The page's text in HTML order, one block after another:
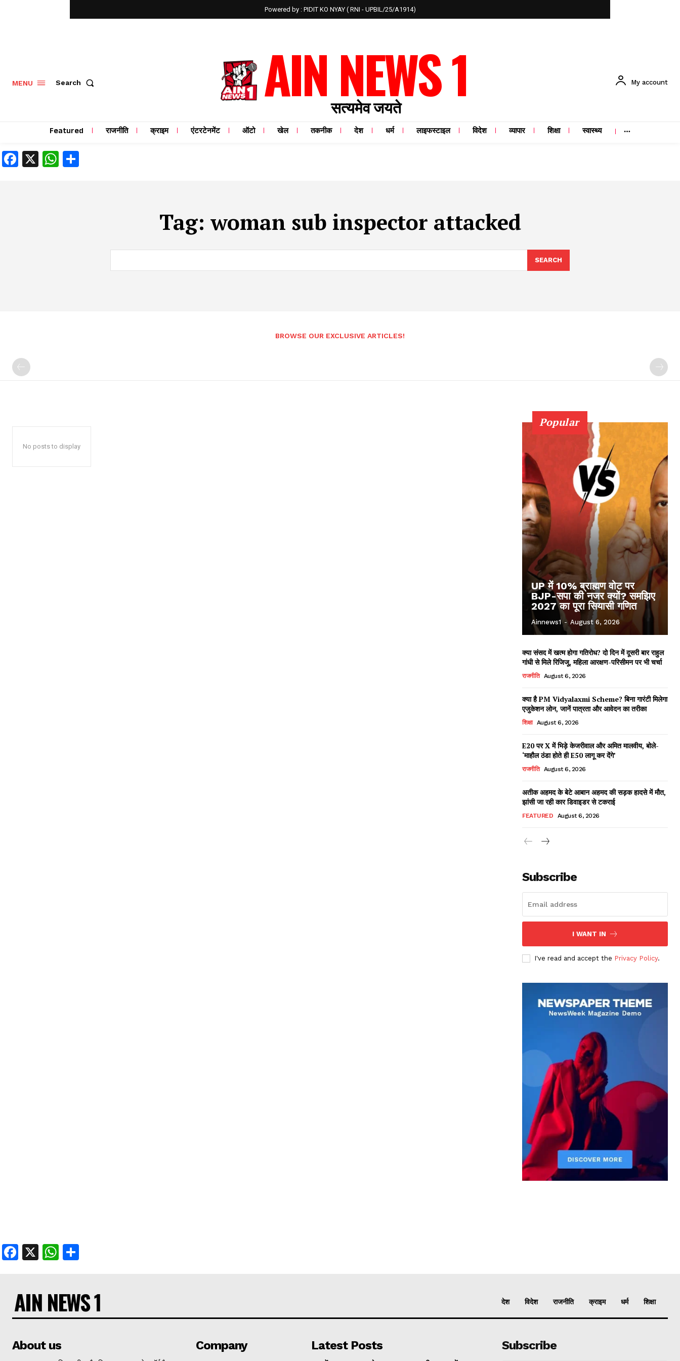
Powered by : PIDIT KO NYAY ( RNI - UPBIL/25/A1914)
MENU Search AIN NEWS 1
सत्यमेव जयते
My account
Featured राजनीति क्राइम एंटरटेनमेंट ऑटो खेल तकनीक देश धर्म लाइफस्टाइल विदेश व्यापार शिक्षा स्वास्थ्य
Facebook
X WhatsApp
Tag: woman sub inspector attacked
SEARCH
BROWSE OUR EXCLUSIVE ARTICLES!
No posts to display
Popular
UP में 10% ब्राह्मण वोट पर
BJP-सपा की नजर क्यों? समझिए
2027 का पूरा सियासी गणित
Ainnews1 - August 6, 2026
क्या संसद में खत्म होगा गतिरोध? दो दिन में दूसरी बार राहुल
गांधी से मिले रिजिजू, महिला आरक्षण-परिसीमन पर भी चर्चा
राजनीति August 6, 2026
क्या है PM Vidyalaxmi Scheme? बिना गारंटी मिलेगा
एजुकेशन लोन, जानें पात्रता और आवेदन का तरीका
शिक्षा August 6, 2026
E20 पर X में भिड़े केजरीवाल और अमित मालवीय, बोले-
‘माहौल ठंडा होते ही E50 लागू कर देंगे’
राजनीति August 6, 2026
अतीक अहमद के बेटे आबान अहमद की सड़क हादसे में मौत,
झांसी जा रही कार डिवाइडर से टकराई
FEATURED August 6, 2026
Subscribe
I WANT IN
I've read and accept the Privacy Policy.
Facebook
X WhatsApp
AIN NEWS 1 देश विदेश राजनीति क्राइम धर्म शिक्षा
About us Company Latest Posts Subscribe